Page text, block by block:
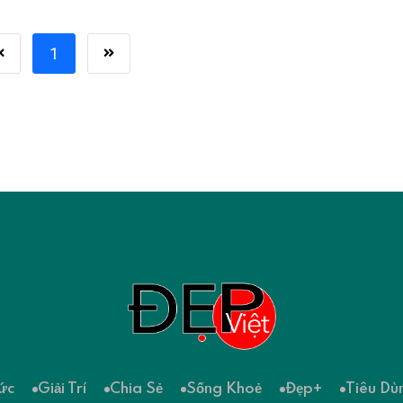
1
Giải Trí Chia Sẻ Sống Khoẻ Đẹp+ Tiêu